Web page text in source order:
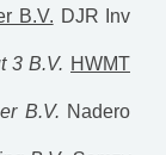
B.V. DJR Inv
3 B.V. HWMT
B.V. Nadero